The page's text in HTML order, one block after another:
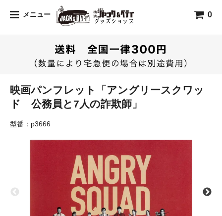
メニュー 0
映画パンフレット「アングリースクワッ
ド 公務員と7人の詐欺師」
型番：p3666